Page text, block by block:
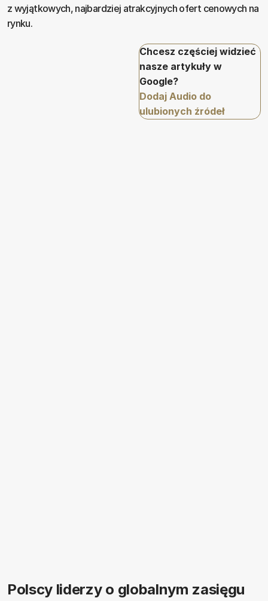
z wyjątkowych, najbardziej atrakcyjnych ofert cenowych na
rynku.
Chcesz częściej widzieć
nasze artykuły w
Google?
Dodaj Audio do
ulubionych źródeł
Polscy liderzy o globalnym zasięgu